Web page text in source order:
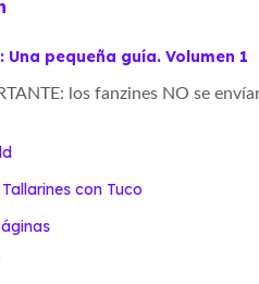
Una pequeña guía. Volumen 1
los fanzines NO se
con Tuco